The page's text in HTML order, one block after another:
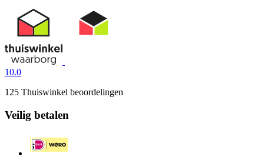
10.0
125 Thuiswinkel beoordelingen
Veilig betalen